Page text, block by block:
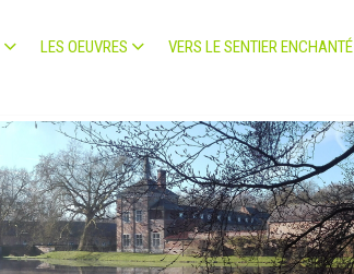
LES OEUVRES VERS LE SENTIER ENCHANTÉ